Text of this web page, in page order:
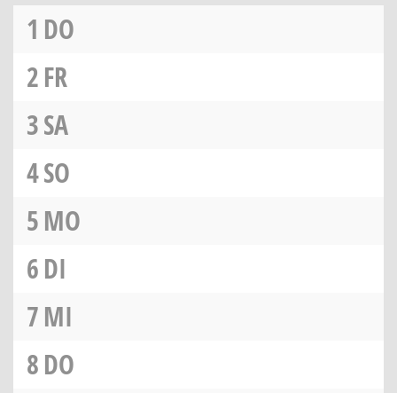
1 DO
2FR
3SA
4SO
5MO
6DI
7MI
8DO